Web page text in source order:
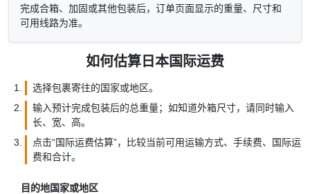
完成合箱、加固或其他包装后，订单页面显示的重量、尺寸和
可用线路为准。
如何估算日本国际运费
选择包裹寄往的国家或地区。
输入预计完成包装后的总重量；如知道外箱尺寸，请同时输入
长、宽、高。
点击“国际运费估算”，比较当前可用运输方式、手续费、国际运
费和合计。
目的地国家或地区